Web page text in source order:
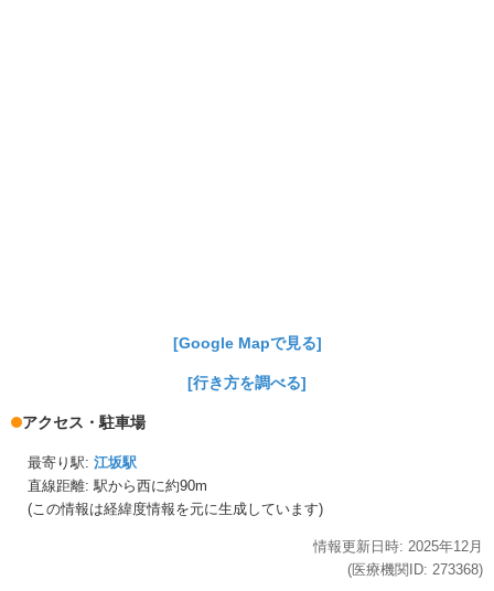
[Google Mapで見る]
[行き方を調べる]
アクセス・駐車場
最寄り駅: 江坂駅
直線距離: 駅から西に約90m
(この情報は経緯度情報を元に生成しています)
情報更新日時: 2025年12月
(医療機関ID: 273368)